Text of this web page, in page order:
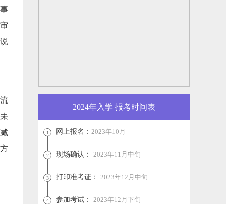
2024年入学 报考时间表
1 网上报名： 2023年10月
2 现场确认： 2023年11月中旬
3 打印准考证： 2023年12月中旬
4 参加考试： 2023年12月下旬